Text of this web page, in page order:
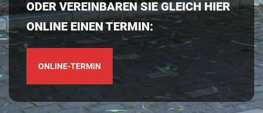
ODER VEREINBAREN SIE GLEICH HIER
ONLINE EINEN TERMIN:
ONLINE-TERMIN